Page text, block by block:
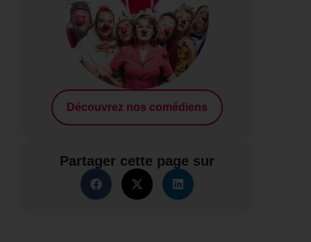
Découvrez nos comédiens
Partager cette page sur